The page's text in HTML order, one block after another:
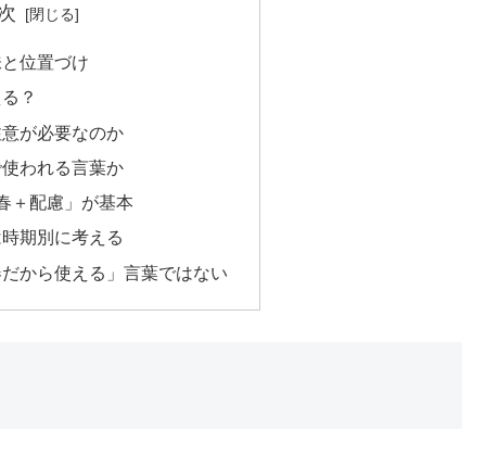
位置づけ
？
が必要なのか
われる言葉か
＋配慮」が基本
期別に考える
から使える」言葉ではない